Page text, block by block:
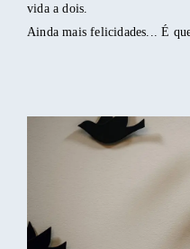
vida a dois.
Ainda mais felicidades... É